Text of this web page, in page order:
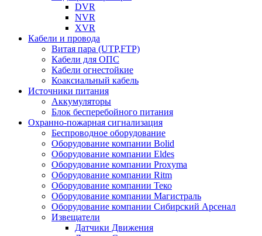
DVR
NVR
XVR
Кабели и провода
Витая пара (UTP,FTP)
Кабели для ОПС
Кабели огнестойкие
Коаксиальный кабель
Источники питания
Аккумуляторы
Блок бесперебойного питания
Охранно-пожарная сигнализация
Беспроводное оборудование
Оборудование компании Bolid
Оборудование компании Eldes
Оборудование компании Proxyma
Оборудование компании Ritm
Оборудование компании Теко
Оборудование компании Магистраль
Оборудование компании Сибирский Арсенал
Извещатели
Датчики Движения